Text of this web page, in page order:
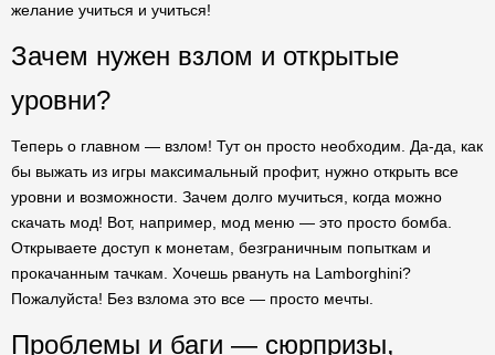
желание учиться и учиться!
Зачем нужен взлом и открытые
уровни?
Теперь о главном — взлом! Тут он просто необходим. Да-да, как
бы выжать из игры максимальный профит, нужно открыть все
уровни и возможности. Зачем долго мучиться, когда можно
скачать мод! Вот, например, мод меню — это просто бомба.
Открываете доступ к монетам, безграничным попыткам и
прокачанным тачкам. Хочешь рвануть на Lamborghini?
Пожалуйста! Без взлома это все — просто мечты.
Проблемы и баги — сюрпризы,